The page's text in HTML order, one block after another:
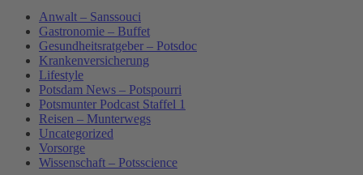
Anwalt – Sanssouci
Gastronomie – Buffet
Gesundheitsratgeber – Potsdoc
Krankenversicherung
Lifestyle
Potsdam News – Potspourri
Potsmunter Podcast Staffel 1
Reisen – Munterwegs
Uncategorized
Vorsorge
Wissenschaft – Potsscience